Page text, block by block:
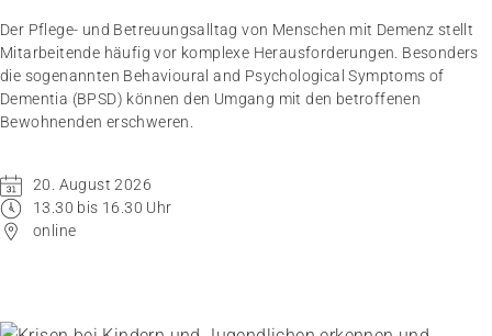
Der Pflege- und Betreuungsalltag von Menschen mit Demenz stellt
Mitarbeitende häufig vor komplexe Herausforderungen. Besonders
die sogenannten Behavioural and Psychological Symptoms of
Dementia (BPSD) können den Umgang mit den betroffenen
Bewohnenden erschweren.
20. August 2026
13.30 bis 16.30 Uhr
online